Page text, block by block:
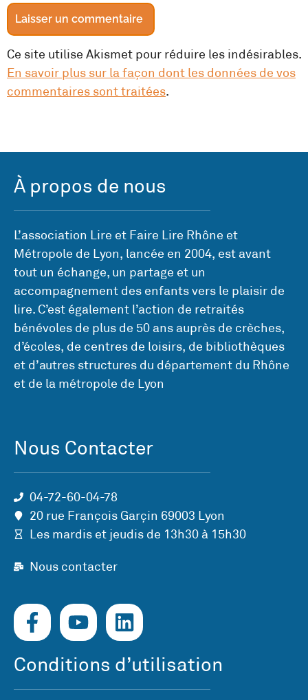
Ce site utilise Akismet pour réduire les indésirables.
En savoir plus sur la façon dont les données de vos
commentaires sont traitées.
À propos de nous
L’association Lire et Faire Lire Rhône et
Métropole de Lyon, lancée en 2004, est avant
tout un échange, un partage et un
accompagnement des enfants vers le plaisir de
lire. C’est également l’action de retraités
bénévoles de plus de 50 ans auprès de crèches,
d’écoles, de centres de loisirs, de bibliothèques
et d’autres structures du département du Rhône
et de la métropole de Lyon
Nous Contacter
04-72-60-04-78
20 rue François Garçin 69003 Lyon
Les mardis et jeudis de 13h30 à 15h30
Nous contacter
Conditions d’utilisation